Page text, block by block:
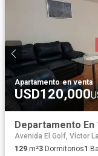
Apartamento·en venta
USD120,000
Avenida El Golf, Víctor
129 m²3 Dormitorios1